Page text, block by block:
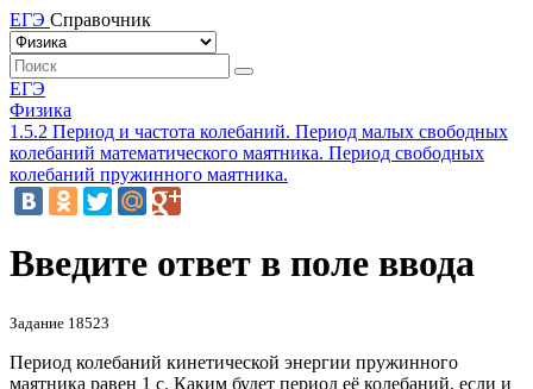
ЕГЭ Справочник
ЕГЭ
Физика
1.5.2 Период и частота колебаний. Период малых свободных
колебаний математического маятника. Период свободных
колебаний пружинного маятника.
Введите ответ в поле ввода
Задание 18523
Период колебаний кинетической энергии пружинного
маятника равен 1 с. Каким будет период её колебаний, если и